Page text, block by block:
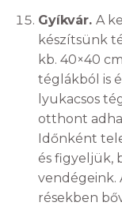
Gyíkvár.A
készítsünk
kb. 40×40
téglákból is
lyukacsos
otthont
Időnként
és figyeljük,
vendégeink.
résekben